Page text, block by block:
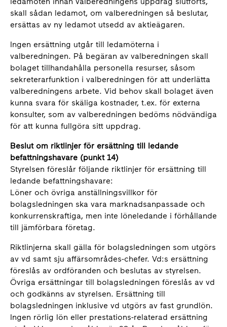
skall sådan ledamot, om valberedningen så beslutar,
ersättas av ny ledamot utsedd av aktieägaren.
Ingen ersättning utgår till ledamöterna i
valberedningen. På begäran av valberedningen skall
bolaget tillhandahålla personella resurser, såsom
sekreterarfunktion i valberedningen för att underlätta
valberedningens arbete. Vid behov skall bolaget även
kunna svara för skäliga kostnader, t.ex. för externa
konsulter, som av valberedningen bedöms nödvändiga
för att kunna fullgöra sitt uppdrag.
Beslut om riktlinjer för ersättning till ledande
befattningshavare (punkt 14)
Styrelsen föreslår följande riktlinjer för ersättning till
ledande befattningshavare:
Löner och övriga anställningsvillkor för
bolagsledningen ska vara marknadsanpassade och
konkurrenskraftiga, men inte löneledande i förhållande
till jämförbara företag.
Riktlinjerna skall gälla för bolagsledningen som utgörs
av vd samt sju affärsområdes-chefer. Vd:s ersättning
föreslås av ordföranden och beslutas av styrelsen.
Övriga ersättningar till bolagsledningen föreslås av vd
och godkänns av styrelsen. Ersättning till
bolagsledningen inklusive vd utgörs av fast grundlön.
Ingen rörlig lön eller prestations-relaterad ersättning